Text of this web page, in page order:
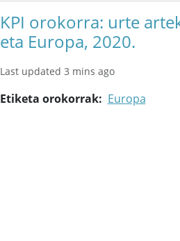
KPI orokorra: urte
eta Europa, 2020.
Last updated 3 mins ago
Etiketa orokorrak Europa